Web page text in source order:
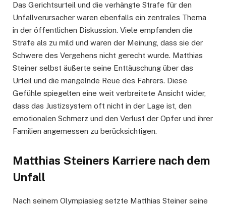
Das Gerichtsurteil und die verhängte Strafe für den
Unfallverursacher waren ebenfalls ein zentrales Thema
in der öffentlichen Diskussion. Viele empfanden die
Strafe als zu mild und waren der Meinung, dass sie der
Schwere des Vergehens nicht gerecht wurde. Matthias
Steiner selbst äußerte seine Enttäuschung über das
Urteil und die mangelnde Reue des Fahrers. Diese
Gefühle spiegelten eine weit verbreitete Ansicht wider,
dass das Justizsystem oft nicht in der Lage ist, den
emotionalen Schmerz und den Verlust der Opfer und ihrer
Familien angemessen zu berücksichtigen.
Matthias Steiners Karriere nach dem
Unfall
Nach seinem Olympiasieg setzte Matthias Steiner seine